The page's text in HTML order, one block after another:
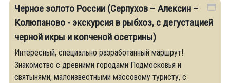
Черное золото России (Серпухов – Алексин –
Колюпаново - экскурсия в рыбхоз, с дегустацией
черной икры и копченой осетрины)
Интересный, специально разработанный маршрут!
Знакомство с древними городами Подмосковья и
святынями, малоизвестными массовому туристу, с